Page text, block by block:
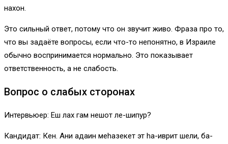
нахон.
Это сильный ответ, потому что он звучит живо. Фраза про то,
что вы задаёте вопросы, если что-то непонятно, в Израиле
обычно воспринимается нормально. Это показывает
ответственность, а не слабость.
Вопрос о слабых сторонах
Интервьюер: Еш лах гам нешот ле-шипур?
Кандидат: Кен. Ани адаин меhазекет эт hа-иврит шели, ба-